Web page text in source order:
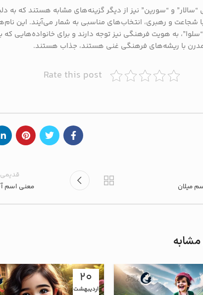
و “سورین” نیز از دیگر گزینه‌های مشابه هستند که به
شجاعت و رهبری، انتخاب‌های مناسبی به شمار می‌آیند. این
به هویت فرهنگی نیز توجه دارند و برای خانواده‌هایی که
با ریشه‌های فرهنگی غنی هستند، جذاب هستند​.
Rate this post
میلان
قدیمی
معنی اسم
20
اردیبهشت